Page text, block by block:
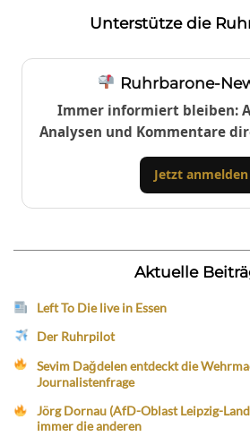
Unterstütze die
Ruhrbarone-
Immer informiert bleiben:
Analysen und Kommentare
Jetzt anmelden
Aktuelle
Left To Die live in Essen
Der Ruhrpilot
Sevim Dağdelen entdeckt die
Journalistenfrage
Jörg Dornau (AfD-Oblast Leipzig-
immer die anderen